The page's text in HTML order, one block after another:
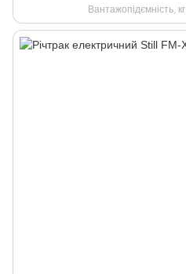
Вантажопідємність, кг